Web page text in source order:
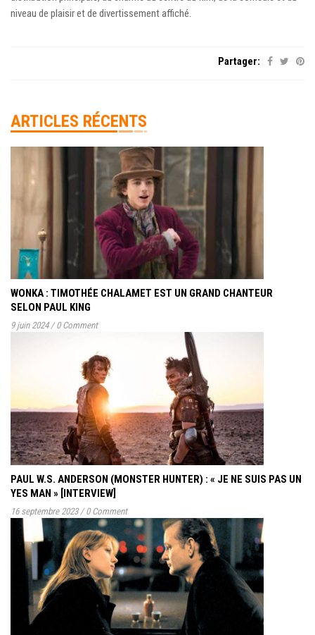
niveau de plaisir et de divertissement affiché.
Partager:
ARTICLES RÉCENTS
WONKA : TIMOTHÉE CHALAMET EST UN GRAND CHANTEUR
SELON PAUL KING
9 juin 2024 / 0 Comment
PAUL W.S. ANDERSON (MONSTER HUNTER) : « JE NE SUIS PAS UN
YES MAN » [INTERVIEW]
16 septembre 2023 / 0 Comment